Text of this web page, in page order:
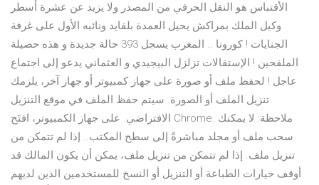
الأقتباس هو النقل الحرفي من المصدر ولا يزيد عن عشرة أسطر
وكيل الملك بمراكش يحيل العمدة بلقايد ونائبه الأول على غرفة
الجنايات ! كورونا .. المغرب يسجل 393 حالة جديدة و هذه حصيلة
الملقحين ! الإستقالات تزلزل البيجيدي و العثماني يدعو إلى اجتماع
عاجل ! لحفظ ملف أو صورة على جهاز كمبيوتر أو جهاز آخر، يلزمك
تنزيل الملف أو الصورة. سيتم حفظ الملف في موقع التنزيل
الافتراضي. على جهاز الكمبيوتر، افتَح Chrome. ملاحظة: لا يمكنك
سحب ملف أو مجلد مباشرةً إلى سطح المكتب.. إذا لم تتمكن من
تنزيل ملف. إذا لم تتمكن من تنزيل ملف، يمكن أن يكون المالك قد
أوقف خيارات الطباعة أو التنزيل أو النسخ للمستخدمين الذين لديهم